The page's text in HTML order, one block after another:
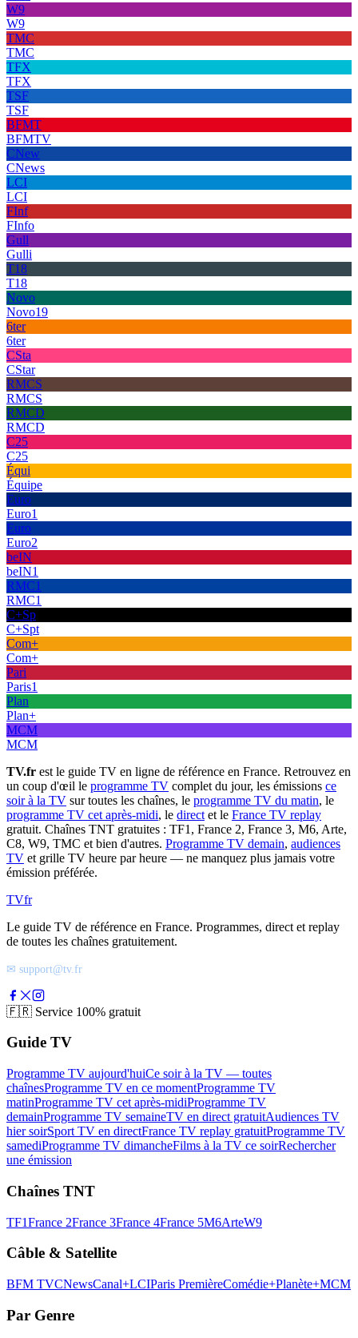
W9
W9
TMC
TMC
TFX
TFX
TSF
TSF
BFMT
BFMTV
CNew
CNews
LCI
LCI
FInf
FInfo
Gull
Gulli
T18
T18
Novo
Novo19
6ter
6ter
CSta
CStar
RMCS
RMCS
RMCD
RMCD
C25
C25
Équi
Équipe
Euro
Euro1
Euro
Euro2
beIN
beIN1
RMC1
RMC1
C+Sp
C+Spt
Com+
Com+
Pari
Paris1
Plan
Plan+
MCM
MCM
TV.fr est le guide TV en ligne de référence en France. Retrouvez en
un coup d'œil le programme TV complet du jour, les émissions ce
soir à la TV sur toutes les chaînes, le programme TV du matin, le
programme TV cet après-midi, le direct et le France TV replay
gratuit. Chaînes TNT gratuites : TF1, France 2, France 3, M6, Arte,
C8, W9, TMC et bien d'autres. Programme TV demain, audiences
TV et grille TV heure par heure — ne manquez plus jamais votre
émission préférée.
TVfr
Le guide TV de référence en France. Programmes, direct et replay
de toutes les chaînes gratuitement.
✉ support@tv.fr
🇫🇷 Service 100% gratuit
Guide TV
Programme TV aujourd'huiCe soir à la TV — toutes
chaînesProgramme TV en ce momentProgramme TV
matinProgramme TV cet après-midiProgramme TV
demainProgramme TV semaineTV en direct gratuitAudiences TV
hier soirSport TV en directFrance TV replay gratuitProgramme TV
samediProgramme TV dimancheFilms à la TV ce soirRechercher
une émission
Chaînes TNT
TF1France 2France 3France 4France 5M6ArteW9
Câble & Satellite
BFM TVCNewsCanal+LCIParis PremièreComédie+Planète+MCM
Par Genre